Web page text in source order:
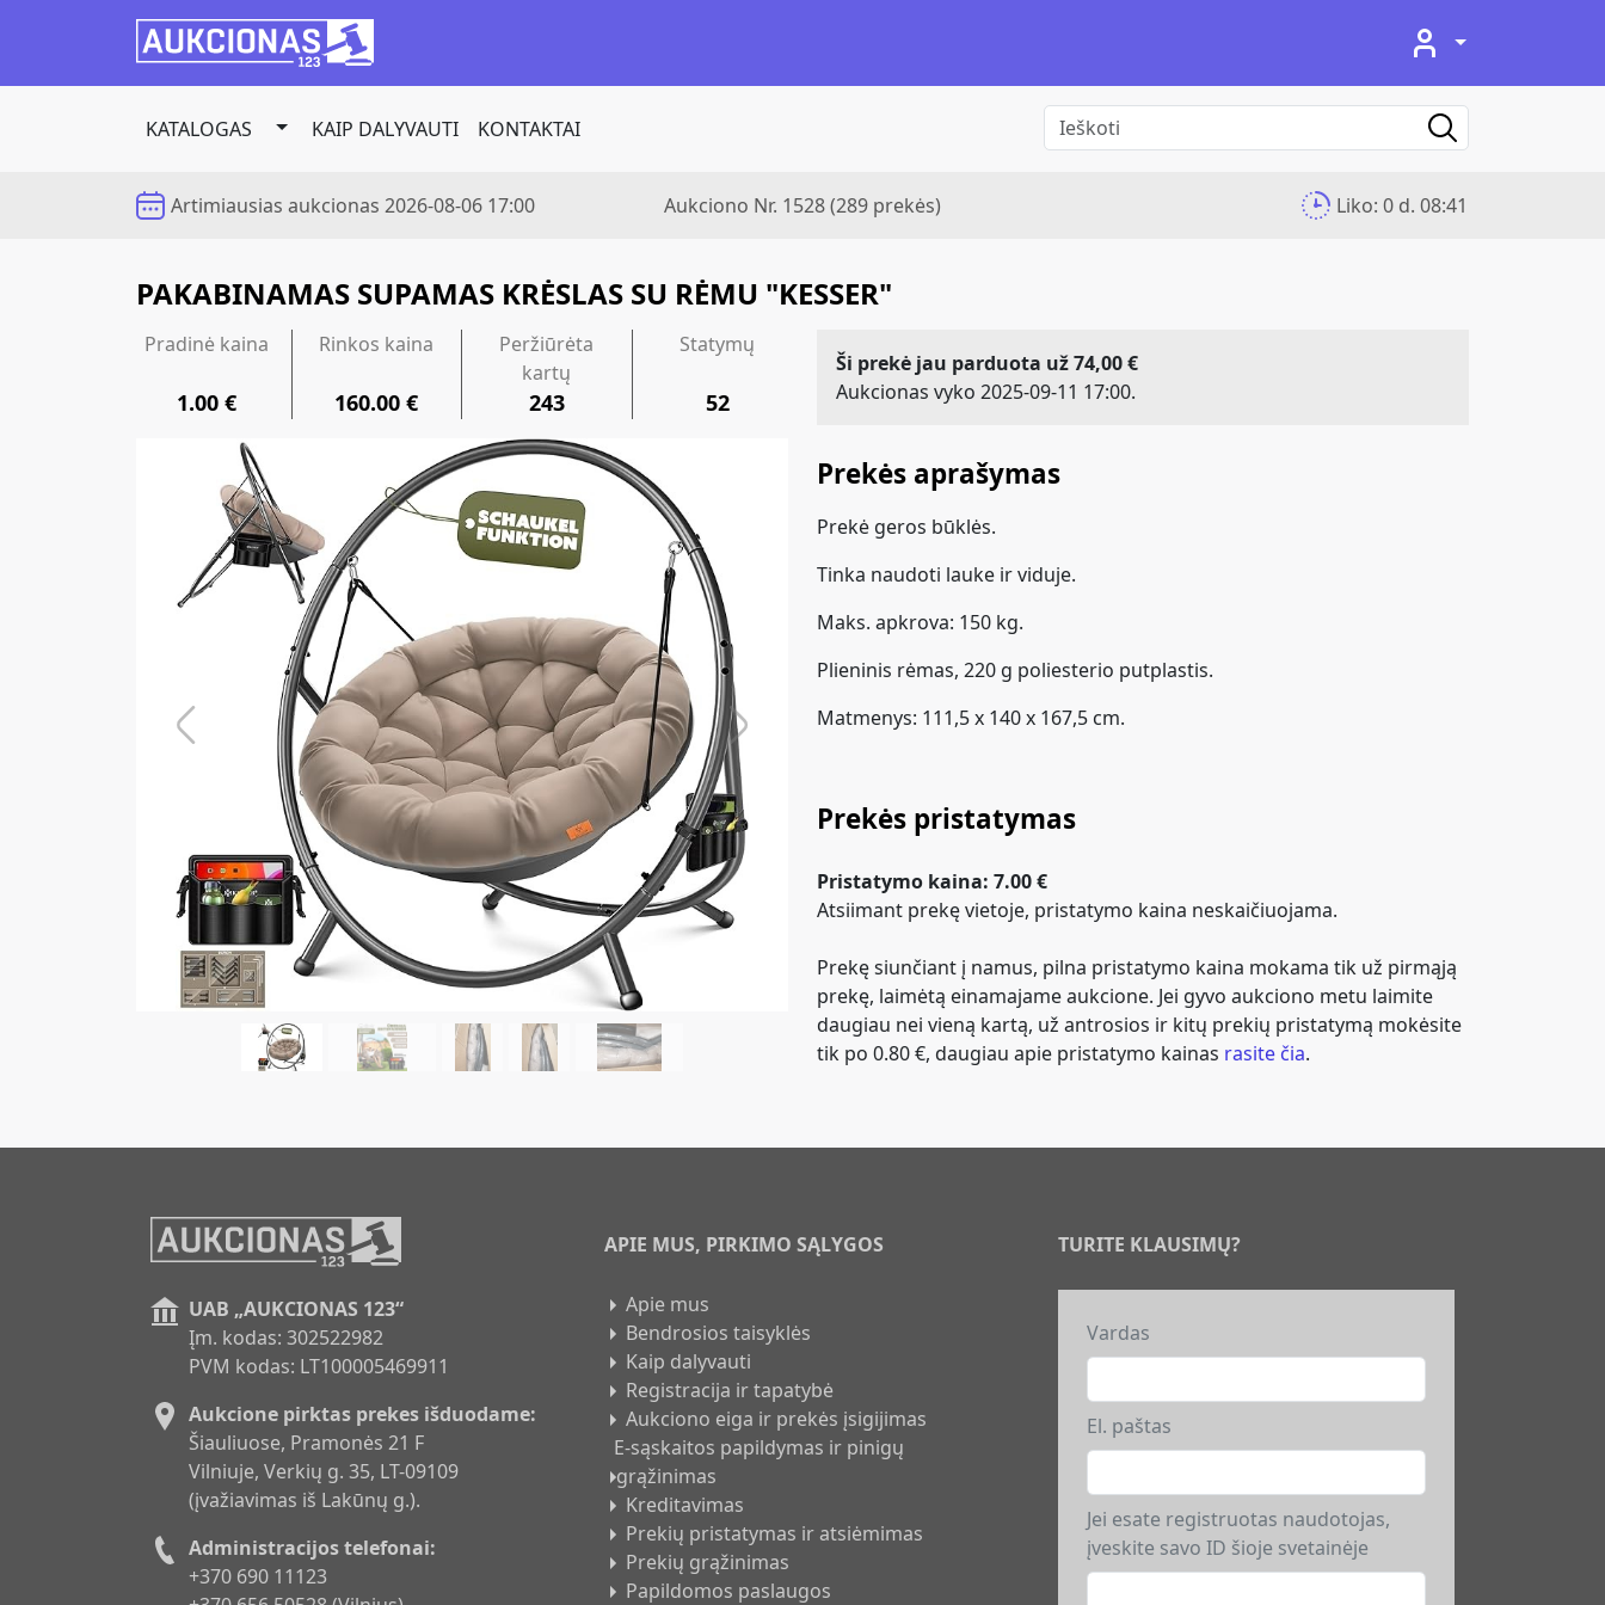
KATALOGAS Toggle Dropdown
KAIP DALYVAUTI KONTAKTAI
Artimiausias aukcionas 2026-08-06 17:00 Aukciono Nr. 1528(289 prekės) Liko: 0 d. 08:41
PAKABINAMAS SUPAMAS KRĖSLAS SU RĖMU "KESSER"
Pradinė kaina
1.00 €
Rinkos kaina
160.00 €
Peržiūrėta
kartų
243
Statymų
52
Previous Next
Ši prekė jau parduota už 74,00 €
Aukcionas vyko 2025-09-11 17:00.
Prekės aprašymas
Prekė geros būklės.
Tinka naudoti lauke ir viduje.
Maks. apkrova: 150 kg.
Plieninis rėmas, 220 g poliesterio putplastis.
Matmenys: 111,5 x 140 x 167,5 cm.
Prekės pristatymas
Pristatymo kaina: 7.00 €
Atsiimant prekę vietoje, pristatymo kaina neskaičiuojama.
Prekę siunčiant į namus, pilna pristatymo kaina mokama tik už pirmąją
prekę, laimėtą einamajame aukcione. Jei gyvo aukciono metu laimite
daugiau nei vieną kartą, už antrosios ir kitų prekių pristatymą mokėsite
tik po 0.80 €, daugiau apie pristatymo kainas rasite čia.
UAB „AUKCIONAS 123“
Įm. kodas: 302522982
PVM kodas: LT100005469911
Aukcione pirktas prekes išduodame:
Šiauliuose, Pramonės 21 F
Vilniuje, Verkių g. 35, LT-09109
(įvažiavimas iš Lakūnų g.).
Administracijos telefonai:
+370 690 11123
APIE MUS, PIRKIMO SĄLYGOS
Apie mus
Bendrosios taisyklės
Kaip dalyvauti
Registracija ir tapatybė
Aukciono eiga ir prekės įsigijimas
E-sąskaitos papildymas ir pinigų
grąžinimas
Kreditavimas
Prekių pristatymas ir atsiėmimas
Prekių grąžinimas
Papildomos paslaugos
TURITE KLAUSIMŲ?
Vardas
El. paštas
Jei esate registruotas naudotojas,
įveskite savo ID šioje svetainėje